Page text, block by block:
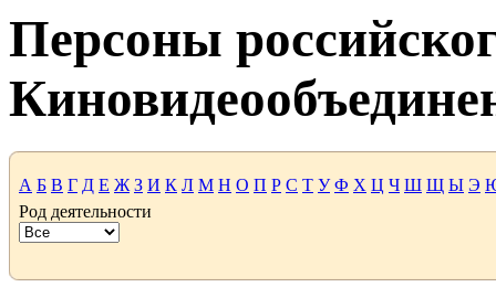
Персоны
А Б В Г Д Е Ж З И К Л М Н О П Р С Т У Ф Х Ц Ч Ш Щ Ы Э
Род деятельности